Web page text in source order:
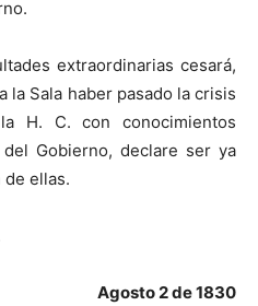
extraordinarias cesará,
la Sala haber pasado la crisis
H. C. con conocimientos
Gobierno, declare ser ya
ellas.
Agosto 2 de 1830